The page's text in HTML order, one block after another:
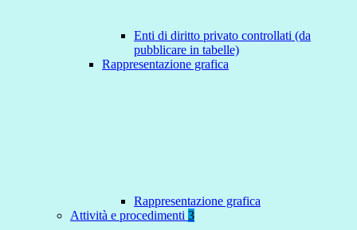
Enti di diritto privato controllati (da
pubblicare in tabelle)
Rappresentazione grafica
Rappresentazione grafica
Attività e procedimenti 3